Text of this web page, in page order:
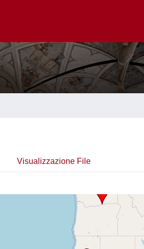
Visualizzazione File